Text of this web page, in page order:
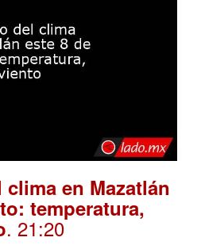
en Mazatlán
temperatura,
. 21:20